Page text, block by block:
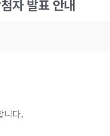
자 발표 안내
니다.